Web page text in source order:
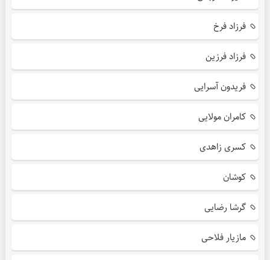
فرزاد فرخ
فرزاد فرزین
فریدون آسرایی
کامران مولایی
کسری زاهدی
کوشان
گرشا رضایی
مازیار فلاحی